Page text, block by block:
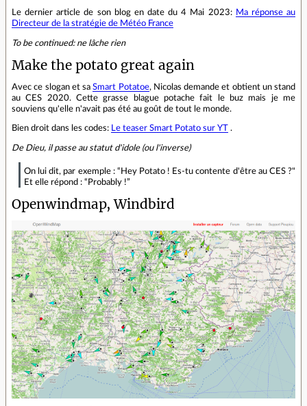
Le dernier article de son blog en date du 4 Mai 2023: Ma réponse au
Directeur de la stratégie de Météo France
To be continued: ne lâche rien
Make the potato great again
Avec ce slogan et saSmart Potatoe, Nicolas demande et obtient un stand
au CES 2020. Cette grasse blague potache fait le buz mais je me
souviens qu'elle n'avait pas été au goût de tout le monde.
Bien droit dans les codes: Le teaser Smart Potato sur YT .
De Dieu, il passe au statut d'idole (ou l'inverse)
On lui dit, par exemple : “Hey Potato ! Es-tu contente d'être au CES ?"
Et elle répond : “Probably !”
Openwindmap, Windbird